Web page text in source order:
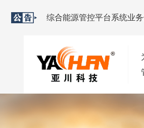
2021-09-02
综合能源管控平台软件特色
2023-10-08